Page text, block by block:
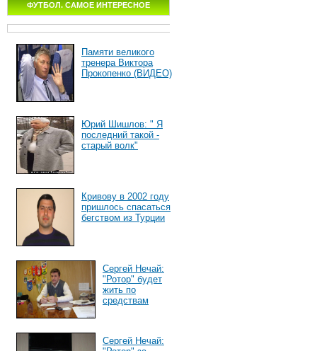
ФУТБОЛ. САМОЕ ИНТЕРЕСНОЕ
Памяти великого
тренера Виктора
Прокопенко (ВИДЕО)
Юрий Шишлов: " Я
последний такой -
старый волк"
Кривову в 2002 году
пришлось спасаться
бегством из Турции
Сергей Нечай:
"Ротор" будет
жить по
средствам
Сергей Нечай: